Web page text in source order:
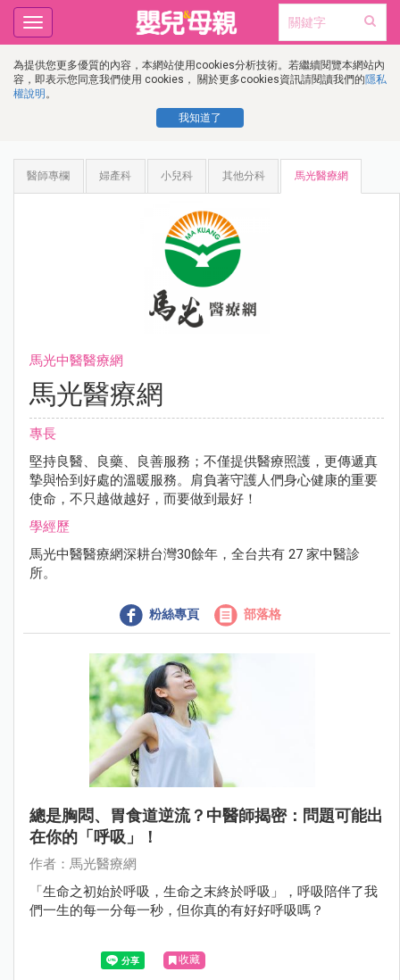
為提供您更多優質的內容，本網站使用cookies分析技術。若繼續閱覽本網站內
容，即表示您同意我們使用 cookies， 關於更多cookies資訊請閱讀我們的隱私
權說明 。
我知道了
Toggle
navigation
醫師專欄 婦產科 小兒科 其他分科 馬光醫療網
馬光中醫醫療網
馬光醫療網
專長
堅持良醫、良藥、良善服務；不僅提供醫療照護，更傳遞真
摯與恰到好處的溫暖服務。肩負著守護人們身心健康的重要
使命，不只越做越好，而要做到最好！
學經歷
馬光中醫醫療網深耕台灣30餘年，全台共有 27 家中醫診
所。
粉絲專頁 部落格
總是胸悶、胃食道逆流？中醫師揭密：問題可能出
在你的「呼吸」！
作者：馬光醫療網
「生命之初始於呼吸，生命之末終於呼吸」，呼吸陪伴了我
們一生的每一分每一秒，但你真的有好好呼吸嗎？
收藏